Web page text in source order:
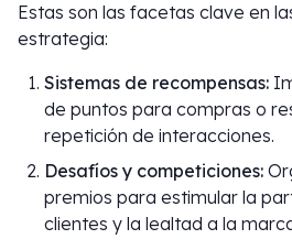
Estas son las facetas clave en
estrategia:
Sistemas de recompensas:
de puntos para compras o
repetición de interacciones.
Desafíos y competiciones:
premios para estimular la
clientes y la lealtad a la